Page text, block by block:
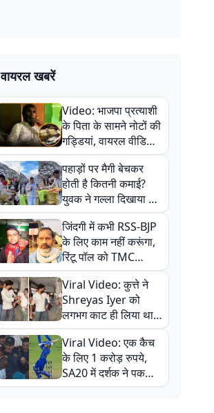
वायरल खबरें
Video: भाजपा प्रत्याशी
के पिता के सामने नोटों की
गड्डियां, वायरल वीडियो
से राजनीति में उबाल,
अजित महतो बोले- TMC
की गंदी चाल
पहाड़ों पर मैगी बेचकर
होती है कितनी कमाई?
युवक ने गल्ला दिखाया तो
नौकरी वालों के खड़े हो गए
कान
जिंदगी में कभी RSS-BJP
के लिए काम नहीं करूंगा,
रिंटू पॉल को TMC
ऑफिस में ले जाकर पीटा,
Video वायरल
Viral Video: कुत्ते ने
Shreyas Iyer को
लगभग काट ही लिया था,
न्यूजीलैंड सीरीज से पहले
बाल-बाल बचे
Viral Video: एक कैच
के लिए 1 करोड़ रुपये,
SA20 में दर्शक ने पकड़ा
एक हाथ से गजब का कैच